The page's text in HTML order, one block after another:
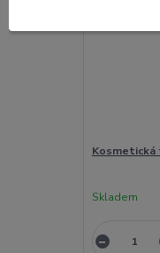
Kosmetická
Skladem